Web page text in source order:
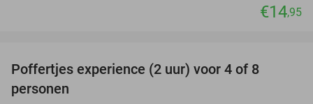
€14,95
Poffertjes experience (2 uur) voor 4 of 8
personen